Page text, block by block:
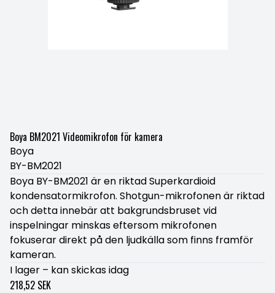
Boya BM2021 Videomikrofon för kamera
Boya
BY-BM2021
Boya BY-BM2021 är en riktad Superkardioid
kondensatormikrofon. Shotgun-mikrofonen är riktad
och detta innebär att bakgrundsbruset vid
inspelningar minskas eftersom mikrofonen
fokuserar direkt på den ljudkälla som finns framför
kameran.
I lager – kan skickas idag
218,52 SEK